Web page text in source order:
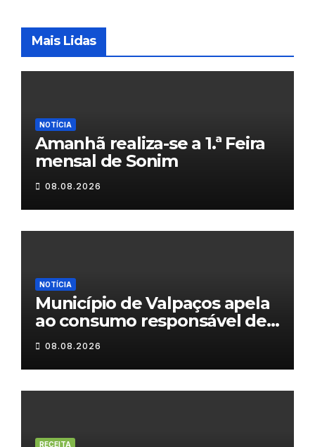
Mais Lidas
NOTÍCIA
Amanhã realiza-se a 1.ª Feira
mensal de Sonim
08.08.2026
NOTÍCIA
Município de Valpaços apela
ao consumo responsável de
água
08.08.2026
RECEITA